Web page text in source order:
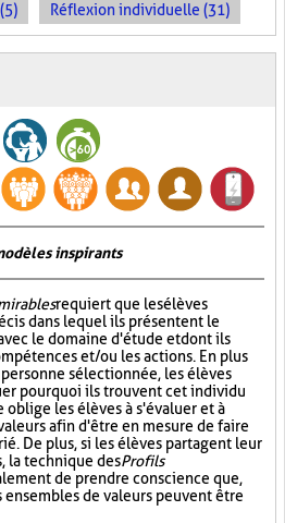
Réflexion individuelle (31)
inspirants
requiert que les élèves
dans lequel ils présentent le
le domaine d'étude et dont ils
et/ou les actions. En plus
sélectionnée, les élèves
pourquoi ils trouvent cet individu
les élèves à s'évaluer et à
afin d'être en mesure de faire
De plus, si les élèves partagent leur
la technique desProfils
de prendre conscience que,
de valeurs peuvent être